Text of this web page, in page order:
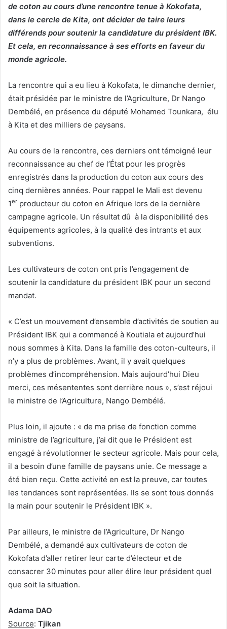
de coton au cours d’une rencontre tenue à Kokofata,
dans le cercle de Kita, ont décider de taire leurs
différends pour soutenir la candidature du président IBK.
Et cela, en reconnaissance à ses efforts en faveur du
monde agricole.
La rencontre qui a eu lieu à Kokofata, le dimanche dernier,
était présidée par le ministre de l’Agriculture, Dr Nango
Dembélé, en présence du député Mohamed Tounkara, élu
à Kita et des milliers de paysans.
Au cours de la rencontre, ces derniers ont témoigné leur
reconnaissance au chef de l’État pour les progrès
enregistrés dans la production du coton aux cours des
cinq dernières années. Pour rappel le Mali est devenu
1er producteur du coton en Afrique lors de la dernière
campagne agricole. Un résultat dû à la disponibilité des
équipements agricoles, à la qualité des intrants et aux
subventions.
Les cultivateurs de coton ont pris l’engagement de
soutenir la candidature du président IBK pour un second
mandat.
« C’est un mouvement d’ensemble d’activités de soutien au
Président IBK qui a commencé à Koutiala et aujourd’hui
nous sommes à Kita. Dans la famille des coton-culteurs, il
n’y a plus de problèmes. Avant, il y avait quelques
problèmes d’incompréhension. Mais aujourd’hui Dieu
merci, ces mésententes sont derrière nous », s’est réjoui
le ministre de l’Agriculture, Nango Dembélé.
Plus loin, il ajoute : « de ma prise de fonction comme
ministre de l’agriculture, j’ai dit que le Président est
engagé à révolutionner le secteur agricole. Mais pour cela,
il a besoin d’une famille de paysans unie. Ce message a
été bien reçu. Cette activité en est la preuve, car toutes
les tendances sont représentées. Ils se sont tous donnés
la main pour soutenir le Président IBK ».
Par ailleurs, le ministre de l’Agriculture, Dr Nango
Dembélé, a demandé aux cultivateurs de coton de
Kokofata d’aller retirer leur carte d’électeur et de
consacrer 30 minutes pour aller élire leur président quel
que soit la situation.
Adama DAO
Source: Tjikan